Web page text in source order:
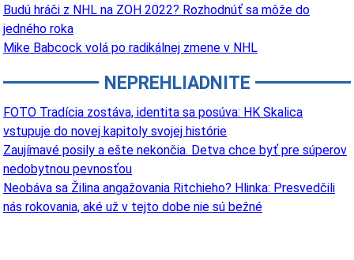
Budú hráči z NHL na ZOH 2022? Rozhodnúť sa môže do
jedného roka
Mike Babcock volá po radikálnej zmene v NHL
NEPREHLIADNITE
FOTO Tradícia zostáva, identita sa posúva: HK Skalica
vstupuje do novej kapitoly svojej histórie
Zaujímavé posily a ešte nekončia. Detva chce byť pre súperov
nedobytnou pevnosťou
Neobáva sa Žilina angažovania Ritchieho? Hlinka: Presvedčili
nás rokovania, aké už v tejto dobe nie sú bežné